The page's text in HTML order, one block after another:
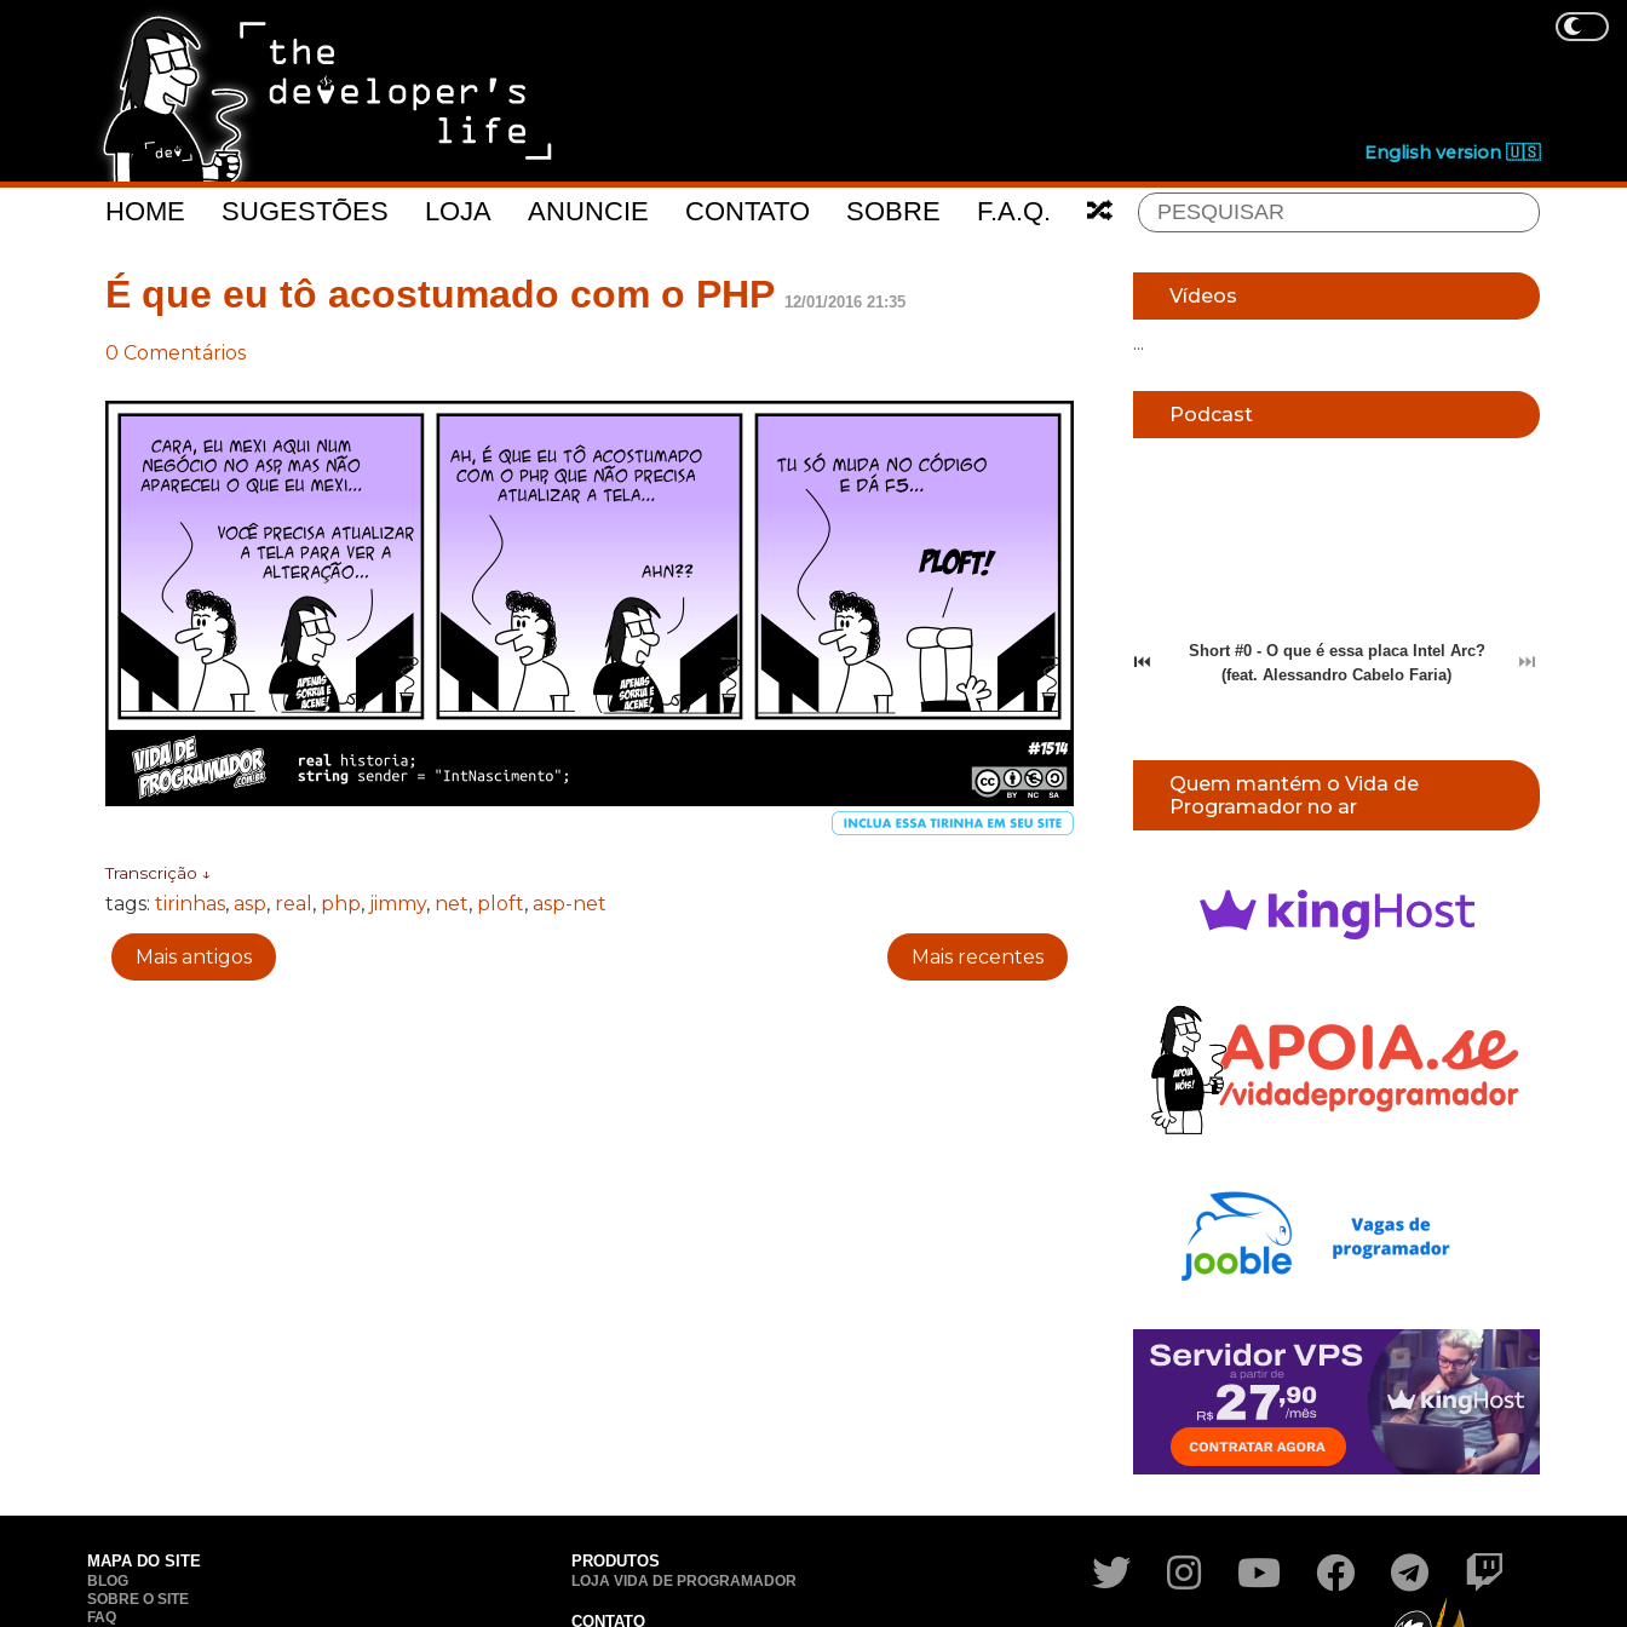
English version 🇺🇸
HOME SUGESTÕES LOJA ANUNCIE CONTATO SOBRE F.A.Q. 🔀
É que eu tô acostumado com o PHP 12/01/2016 21:35
0 Comentários
Transcrição ↓
tags: tirinhas, asp, real , php, jimmy, net, ploft, asp-net
Mais antigos Mais recentes
Vídeos
...
Podcast
⏮
Short #0 - O que é essa placa Intel Arc?
(feat. Alessandro Cabelo Faria)
⏭
Quem mantém o Vida de
Programador no ar
MAPA DO SITE
BLOG
SOBRE O SITE
FAQ
PRODUTOS
LOJA VIDA DE PROGRAMADOR
CONTATO